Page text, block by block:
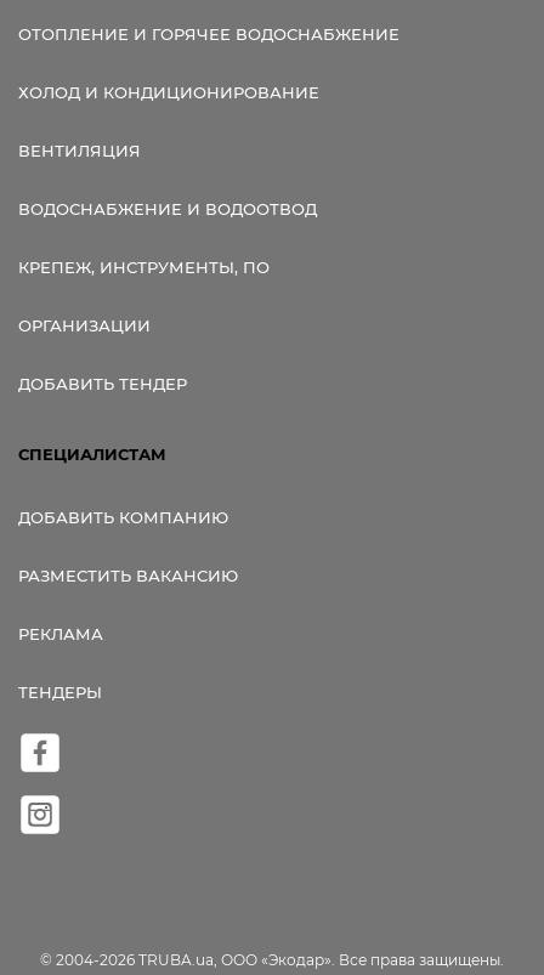
ОТОПЛЕНИЕ И ГОРЯЧЕЕ ВОДОСНАБЖЕНИЕ
ХОЛОД И КОНДИЦИОНИРОВАНИЕ
ВЕНТИЛЯЦИЯ
ВОДОСНАБЖЕНИЕ И ВОДООТВОД
КРЕПЕЖ, ИНСТРУМЕНТЫ, ПО
ОРГАНИЗАЦИИ
ДОБАВИТЬ ТЕНДЕР
СПЕЦИАЛИСТАМ
ДОБАВИТЬ КОМПАНИЮ
РАЗМЕСТИТЬ ВАКАНСИЮ
РЕКЛАМА
ТЕНДЕРЫ
© 2004-2026 TRUBA.ua, ООО «Экодар». Все права защищены.